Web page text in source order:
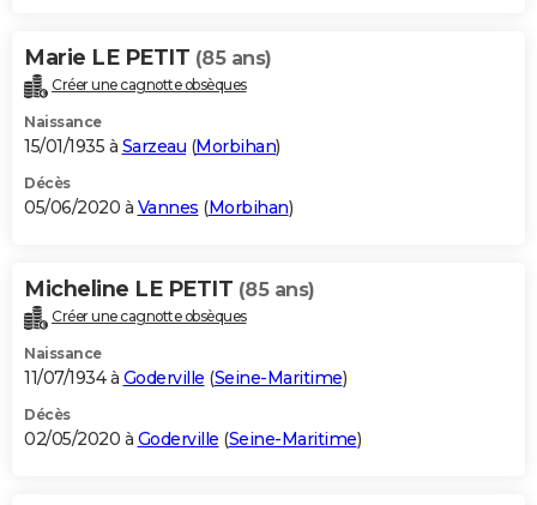
Marie LE PETIT (85 ans)
Créer une cagnotte obsèques
Naissance
15/01/1935 à Sarzeau (Morbihan)
Décès
05/06/2020 à Vannes (Morbihan)
Micheline LE PETIT (85 ans)
Créer une cagnotte obsèques
Naissance
11/07/1934 à Goderville (Seine-Maritime)
Décès
02/05/2020 à Goderville (Seine-Maritime)